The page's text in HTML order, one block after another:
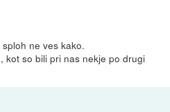
ne ves kako.
kot so bili pri nas nekje po drugi